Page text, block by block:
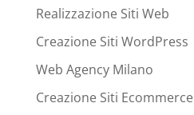
Realizzazione Siti Web
Creazione Siti WordPress
Web Agency Milano
Creazione Siti Ecommerce